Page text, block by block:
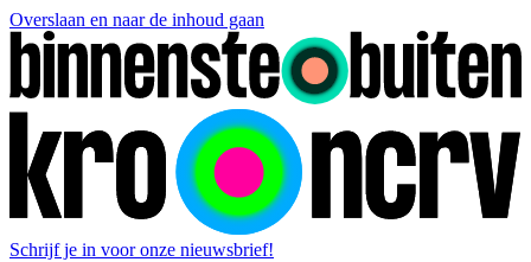
Overslaan en naar de inhoud gaan
Schrijf je in voor onze nieuwsbrief!